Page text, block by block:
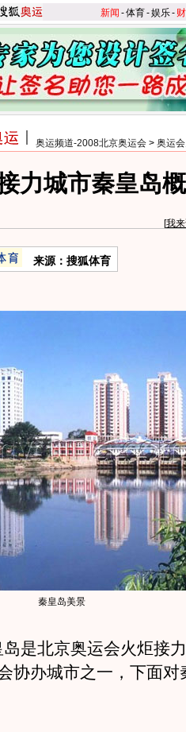
新闻 -体育-娱乐-
奥运频道-2008北京奥运会 > 奥运
力城市秦皇岛
[我
来源：搜狐体育
秦皇岛美景
是北京奥运会火炬接
协办城市之一，下面对